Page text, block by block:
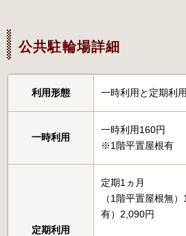
公共駐輪場詳細
利用形態 一時利用と定期利
一時利用
一時利用160円
※1階平置屋根有
定期利用
定期1ヵ月
（1階平置屋根無
有）2,090円